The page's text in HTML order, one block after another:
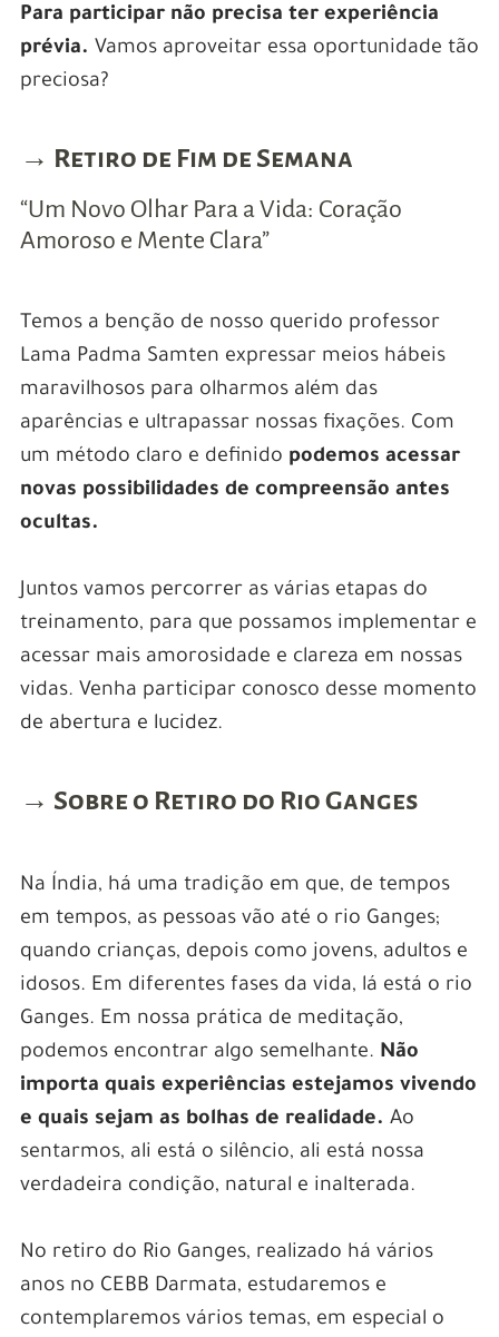
Para participar não precisa ter experiência
prévia. Vamos aproveitar essa oportunidade tão
preciosa?
→ Retiro de Fim de Semana
“Um Novo Olhar Para a Vida: Coração
Amoroso e Mente Clara”
Temos a benção de nosso querido professor
Lama Padma Samten expressar meios hábeis
maravilhosos para olharmos além das
aparências e ultrapassar nossas fixações. Com
um método claro e definido podemos acessar
novas possibilidades de compreensão antes
ocultas.
Juntos vamos percorrer as várias etapas do
treinamento, para que possamos implementar e
acessar mais amorosidade e clareza em nossas
vidas. Venha participar conosco desse momento
de abertura e lucidez.
→ Sobre o Retiro do Rio Ganges
Na Índia, há uma tradição em que, de tempos
em tempos, as pessoas vão até o rio Ganges;
quando crianças, depois como jovens, adultos e
idosos. Em diferentes fases da vida, lá está o rio
Ganges. Em nossa prática de meditação,
podemos encontrar algo semelhante. Não
importa quais experiências estejamos vivendo
e quais sejam as bolhas de realidade. Ao
sentarmos, ali está o silêncio, ali está nossa
verdadeira condição, natural e inalterada.
No retiro do Rio Ganges, realizado há vários
anos no CEBB Darmata, estudaremos e
contemplaremos vários temas, em especial o